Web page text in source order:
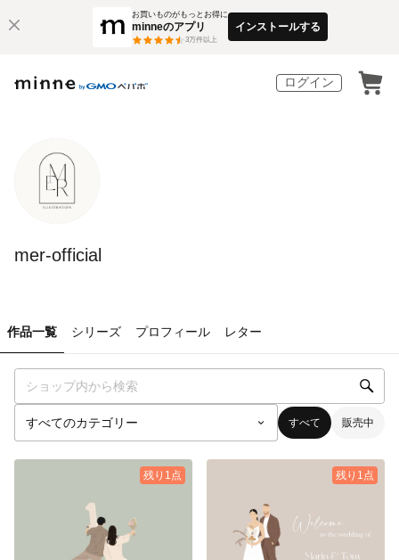
お買いものがもっとお得に
minneのアプリ
3万件以上
インストールする
ログイン
mer-official
作品一覧 シリーズ プロフィール レター
すべて 販売中
残り1点 残り1点